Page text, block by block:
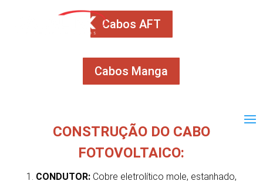
Cabos AFT
Cabos Manga
CONSTRUÇÃO DO CABO
FOTOVOLTAICO:
CONDUTOR: Cobre eletrolítico mole, estanhado,